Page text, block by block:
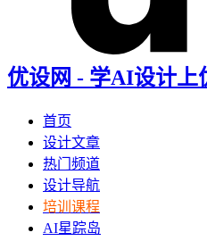
优设网 - 学AI设计上
首页
设计文章
热门频道
设计导航
培训课程
AI星踪岛